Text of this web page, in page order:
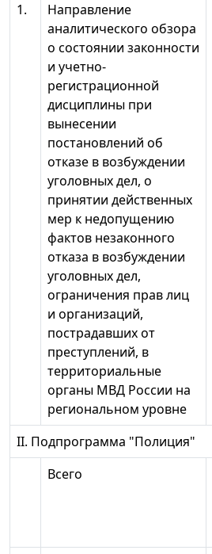
1.
Направление
аналитического обзора
о состоянии законности
и учетно-
регистрационной
дисциплины при
вынесении
постановлений об
отказе в возбуждении
уголовных дел, о
принятии действенных
мер к недопущению
фактов незаконного
отказа в возбуждении
уголовных дел,
ограничения прав лиц
и организаций,
пострадавших от
преступлений, в
территориальные
органы МВД России на
региональном уровне
II. Подпрограмма "Полиция"
Всего